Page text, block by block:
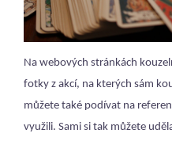
Na webových stránkách
fotky z akcí, na kterých sám
můžete také podívat na
využili. Sami si tak můžete